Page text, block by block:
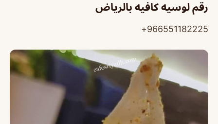
رقم لوسيه كافيه بالرياض
966551182225+